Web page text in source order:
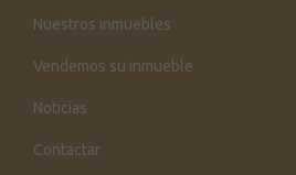
Nuestros inmuebles
Vendemos su inmueble
Noticias
Contactar